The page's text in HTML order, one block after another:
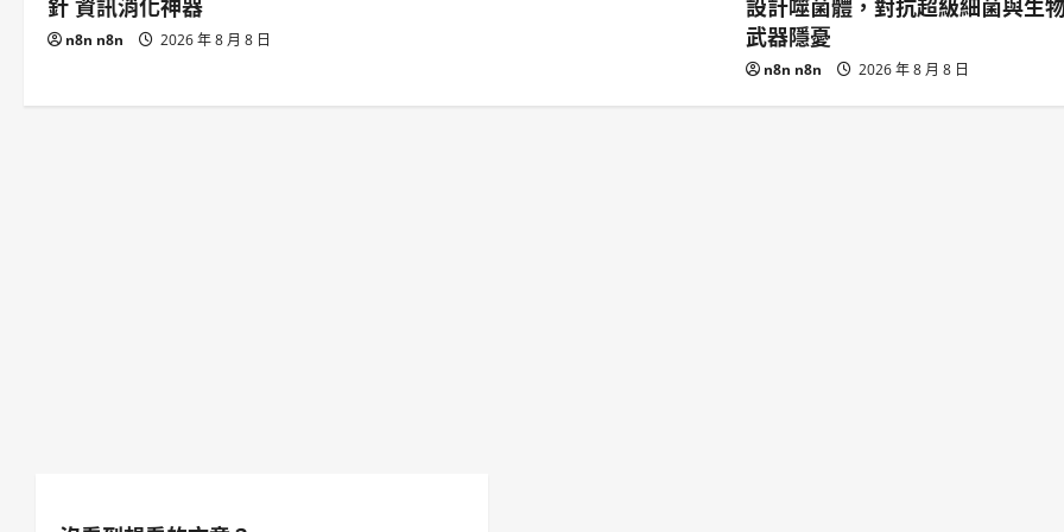
針 資訊消化神器
n8n n8n 2026 年 8 月 8 日
設計噬菌體，對抗超級細菌與生
武器隱憂
n8n n8n 2026 年 8 月 8 日